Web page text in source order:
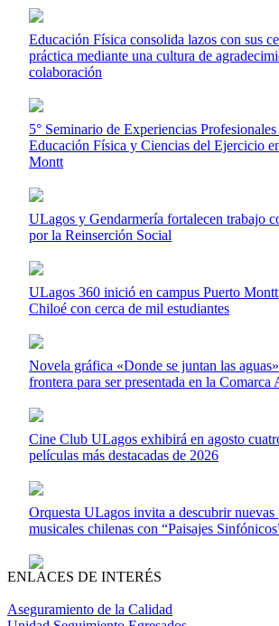
Educación Física consolida lazos con sus
práctica mediante una cultura de
colaboración
5° Seminario de Experiencias Profesionales
Educación Física y Ciencias del Ejercicio
Montt
ULagos y Gendarmería fortalecen trabajo
por la Reinserción Social
ULagos 360 inició en campus Puerto
Chiloé con cerca de mil estudiantes
Novela gráfica «Donde se juntan las
frontera para ser presentada en la Comarca
Cine Club ULagos exhibirá en agosto
películas más destacadas de 2026
Orquesta ULagos invita a descubrir nuevas
musicales chilenas con “Paisajes
ENLACES DE INTERÉS
Aseguramiento de la Calidad